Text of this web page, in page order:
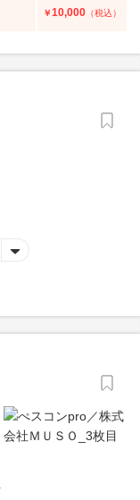
￥10,000 （税込）